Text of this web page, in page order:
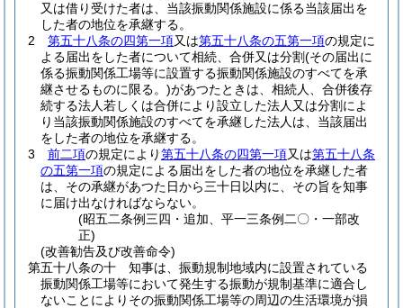
又は借り受けた者は、当該振動関係施設に係る当該届出を
した者の地位を承継する。
2
第五十八条の四第一項又は第五十八条の五第一項の規定に
よる届出をした者について相続、合併又は分割(その届出に
係る振動関係工場等に設置する振動関係施設のすべてを承
継させるものに限る。)があつたときは、相続人、合併後存
続する法人若しくは合併により設立した法人又は分割によ
り当該振動関係施設のすべてを承継した法人は、当該届出
をした者の地位を承継する。
3
前二項の規定により第五十八条の四第一項又は第五十八条
の五第一項の規定による届出をした者の地位を承継した者
は、その承継があつた日から三十日以内に、その旨を知事
に届け出なければならない。
(昭五二条例三四・追加、平一三条例二〇・一部改
正)
(改善勧告及び改善命令)
第五十八条の十
知事は、振動規制地域内に設置されている
振動関係工場等において発生する振動が規制基準に適合し
ないことによりその振動関係工場等の周辺の生活環境が損